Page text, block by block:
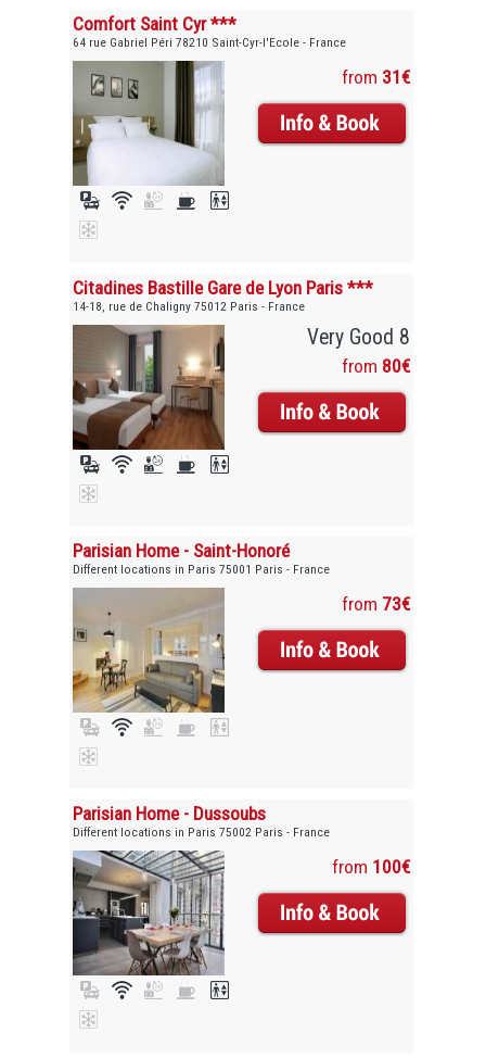
Comfort Saint Cyr ***
64 rue Gabriel Péri 78210 Saint-Cyr-l'Ecole - France
from 31€
Citadines Bastille Gare de Lyon Paris ***
14-18, rue de Chaligny 75012 Paris - France
Very Good 8
from 80€
Parisian Home - Saint-Honoré
Different locations in Paris 75001 Paris - France
from 73€
Parisian Home - Dussoubs
Different locations in Paris 75002 Paris - France
from 100€